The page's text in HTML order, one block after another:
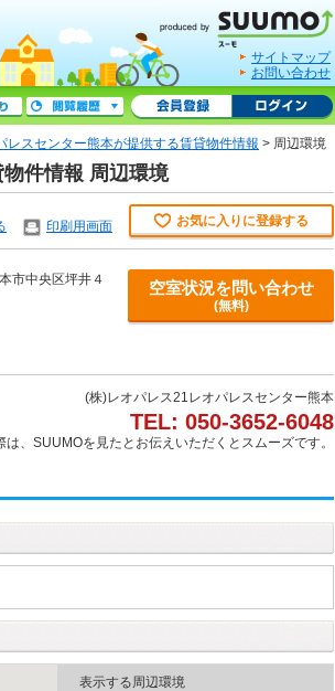
サイトマップ
お問い合わせ
レスセンター熊本が提供する賃貸物件情報 > 周辺環境
件情報 周辺環境
印刷用画面 お気に入りに登録する
市中央区坪井４ 空室状況を問い合わせ
(無料)
(株)レオパレス21レオパレスセンター熊本
TEL: 050-3652-6048
は、SUUMOを見たとお伝えいただくとスムーズです。
表示する周辺環境